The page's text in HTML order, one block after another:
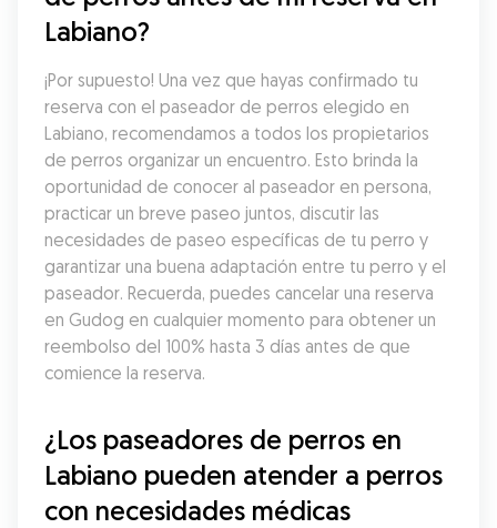
Labiano?
¡Por supuesto! Una vez que hayas confirmado tu
reserva con el paseador de perros elegido en
Labiano, recomendamos a todos los propietarios
de perros organizar un encuentro. Esto brinda la
oportunidad de conocer al paseador en persona,
practicar un breve paseo juntos, discutir las
necesidades de paseo específicas de tu perro y
garantizar una buena adaptación entre tu perro y el
paseador. Recuerda, puedes cancelar una reserva
en Gudog en cualquier momento para obtener un
reembolso del 100% hasta 3 días antes de que
comience la reserva.
¿Los paseadores de perros en
Labiano pueden atender a perros
con necesidades médicas